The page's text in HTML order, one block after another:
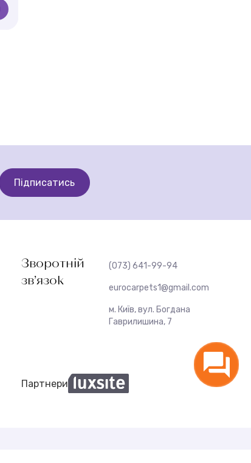
Підписатись
Зворотній
зв’язок
(073) 641-99-94
eurocarpets1@gmail.com
м. Київ, вул. Богдана
Гаврилишина, 7
Партнери